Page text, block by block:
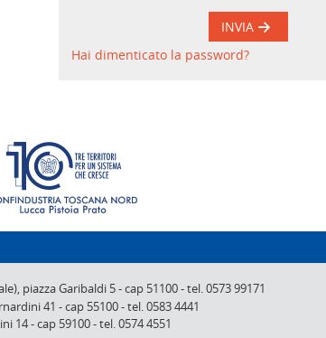
INVIA
Hai dimenticato la password?
piazza Garibaldi 5-cap 51100-tel. 0573 99171
41 -cap 55100-tel. 0583 4441
14-cap 59100-tel. 0574 4551